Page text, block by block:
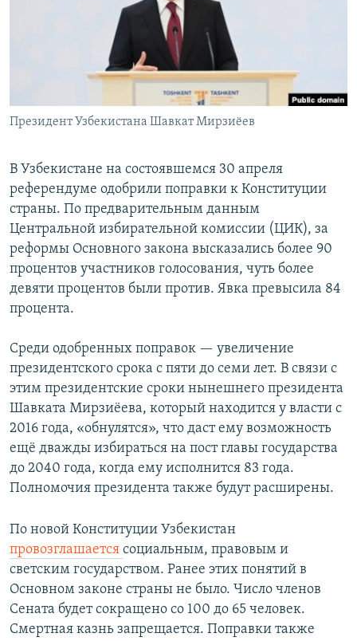
Президент Узбекистана Шавкат Мирзиёев
В Узбекистане на состоявшемся 30 апреля
референдуме одобрили поправки к Конституции
страны. По предварительным данным
Центральной избирательной комиссии (ЦИК), за
реформы Основного закона высказались более 90
процентов участников голосования, чуть более
девяти процентов были против. Явка превысила 84
процента.
Среди одобренных поправок — увеличение
президентского срока с пяти до семи лет. В связи с
этим президентские сроки нынешнего президента
Шавката Мирзиёева, который находится у власти с
2016 года, «обнулятся», что даст ему возможность
ещё дважды избираться на пост главы государства
до 2040 года, когда ему исполнится 83 года.
Полномочия президента также будут расширены.
По новой Конституции Узбекистан
провозглашается социальным, правовым и
светским государством. Ранее этих понятий в
Основном законе страны не было. Число членов
Сената будет сокращено со 100 до 65 человек.
Смертная казнь запрещается. Поправки также